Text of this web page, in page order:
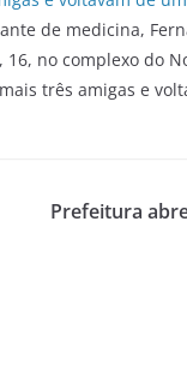
de medicina,
no complexo do
três amigas e
Prefeitura